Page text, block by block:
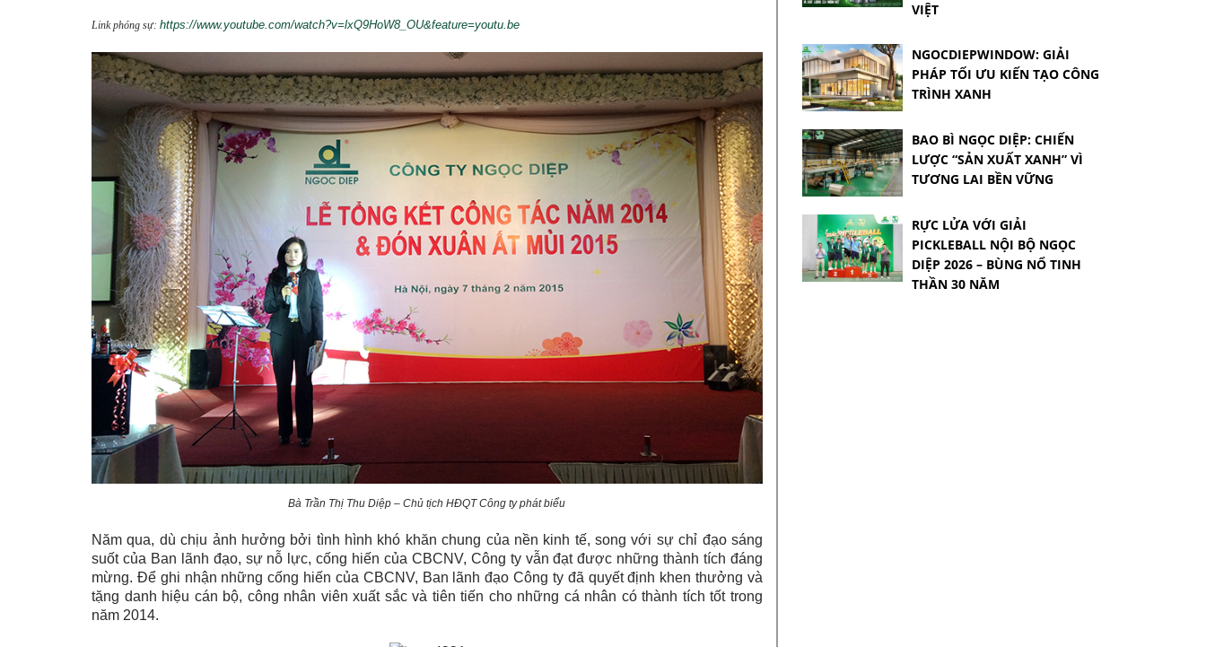
Link phóng sự: https://www.youtube.com/watch?v=lxQ9HoW8_OU&feature=youtu.be
Bà Trần Thị Thu Diệp – Chủ tịch HĐQT Công ty phát biểu
Năm qua, dù chịu ảnh hưởng bởi tình hình khó khăn chung của nền kinh tế, song với sự chỉ đạo sáng
suốt của Ban lãnh đạo, sự nỗ lực, cống hiến của CBCNV, Công ty vẫn đạt được những thành tích đáng
mừng. Để ghi nhận những cống hiến của CBCNV, Ban lãnh đạo Công ty đã quyết định khen thưởng và
tặng danh hiệu cán bộ, công nhân viên xuất sắc và tiên tiến cho những cá nhân có thành tích tốt trong
năm 2014.
VIỆT
NGOCDIEPWINDOW: GIẢI
PHÁP TỐI ƯU KIẾN TẠO CÔNG
TRÌNH XANH
BAO BÌ NGỌC DIỆP: CHIẾN
LƯỢC “SẢN XUẤT XANH” VÌ
TƯƠNG LAI BỀN VỮNG
RỰC LỬA VỚI GIẢI
PICKLEBALL NỘI BỘ NGỌC
DIỆP 2026 – BÙNG NỔ TINH
THẦN 30 NĂM